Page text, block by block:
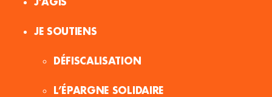
JE SOUTIENS
DÉFISCALISATION
L’ÉPARGNE SOLIDAIRE